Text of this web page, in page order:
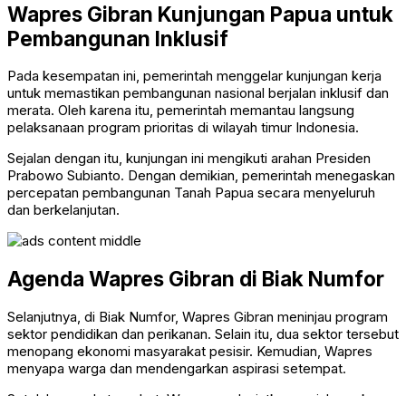
Wapres Gibran Kunjungan Papua untuk
Pembangunan Inklusif
Pada kesempatan ini, pemerintah menggelar kunjungan kerja
untuk memastikan pembangunan nasional berjalan inklusif dan
merata. Oleh karena itu, pemerintah memantau langsung
pelaksanaan program prioritas di wilayah timur Indonesia.
Sejalan dengan itu, kunjungan ini mengikuti arahan Presiden
Prabowo Subianto. Dengan demikian, pemerintah menegaskan
percepatan pembangunan Tanah Papua secara menyeluruh
dan berkelanjutan.
Agenda Wapres Gibran di Biak Numfor
Selanjutnya, di Biak Numfor, Wapres Gibran meninjau program
sektor pendidikan dan perikanan. Selain itu, dua sektor tersebut
menopang ekonomi masyarakat pesisir. Kemudian, Wapres
menyapa warga dan mendengarkan aspirasi setempat.